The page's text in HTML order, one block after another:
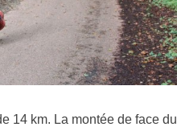
14 km. La montée de face du